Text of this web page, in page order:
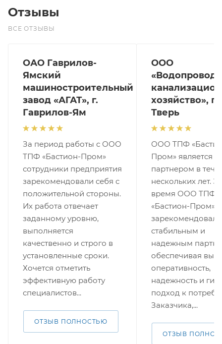
Отзывы
ВСЕ ОТЗЫВЫ
ОАО Гаврилов-
Ямский
машиностроительный
завод «АГАТ», г.
Гаврилов-Ям
За период работы с ООО
ТПФ «Бастион-Пром»
сотрудники предприятия
зарекомендовали себя с
положительной стороны.
Их работа отвечает
заданному уровню,
выполняется
качественно и строго в
установленные сроки.
Хочется отметить
эффективную работу
специалистов...
ОТЗЫВ ПОЛНОСТЬЮ
ООО
хозяйство», г.
Тверь
ООО ТПФ
Пром» является
партнером в
нескольких лет.
время ООО ТПФ
«Бастион-Пром»
стабильным и
надежным
обеспечивая
оперативность,
надежность и
подход к
Заказчика,...
ОТЗЫВ